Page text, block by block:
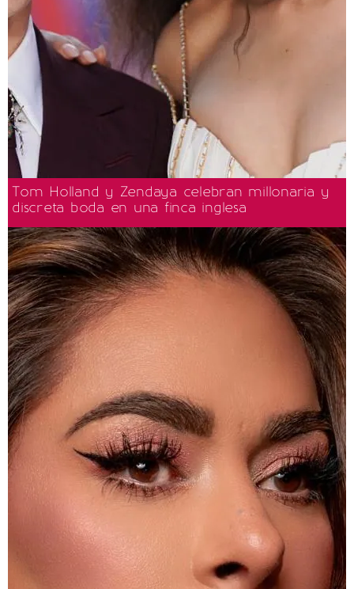
Tom Holland y Zendaya celebran millonaria y
discreta boda en una finca inglesa